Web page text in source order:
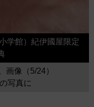
学館）紀伊國屋限定
画像（5/24）
写真に